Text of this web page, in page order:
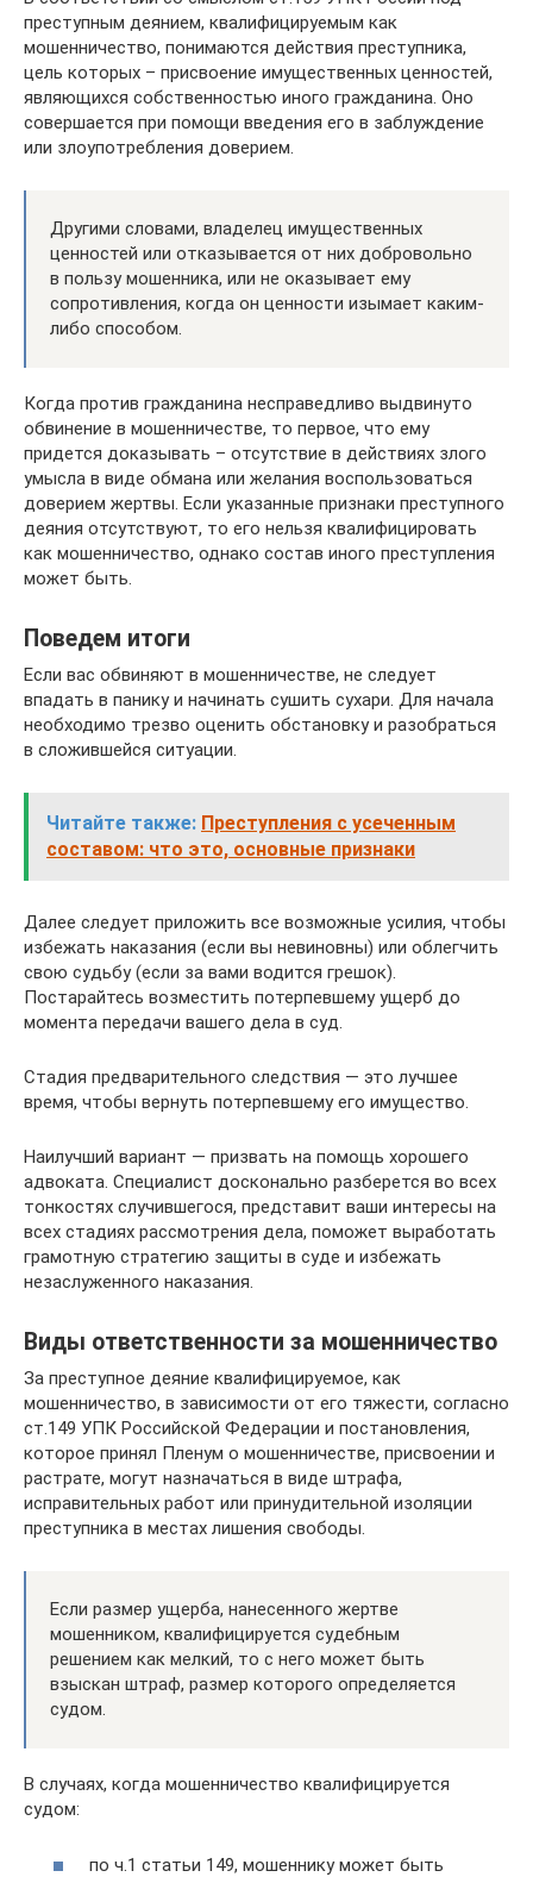
преступным деянием, квалифицируемым как
мошенничество, понимаются действия преступника,
цель которых – присвоение имущественных ценностей,
являющихся собственностью иного гражданина. Оно
совершается при помощи введения его в заблуждение
или злоупотребления доверием.
Другими словами, владелец имущественных
ценностей или отказывается от них добровольно
в пользу мошенника, или не оказывает ему
сопротивления, когда он ценности изымает каким-
либо способом.
Когда против гражданина несправедливо выдвинуто
обвинение в мошенничестве, то первое, что ему
придется доказывать – отсутствие в действиях злого
умысла в виде обмана или желания воспользоваться
доверием жертвы. Если указанные признаки преступного
деяния отсутствуют, то его нельзя квалифицировать
как мошенничество, однако состав иного преступления
может быть.
Поведем итоги
Если вас обвиняют в мошенничестве, не следует
впадать в панику и начинать сушить сухари. Для начала
необходимо трезво оценить обстановку и разобраться
в сложившейся ситуации.
Читайте также: Преступления с усеченным
составом: что это, основные признаки
Далее следует приложить все возможные усилия, чтобы
избежать наказания (если вы невиновны) или облегчить
свою судьбу (если за вами водится грешок).
Постарайтесь возместить потерпевшему ущерб до
момента передачи вашего дела в суд.
Стадия предварительного следствия — это лучшее
время, чтобы вернуть потерпевшему его имущество.
Наилучший вариант — призвать на помощь хорошего
адвоката. Специалист досконально разберется во всех
тонкостях случившегося, представит ваши интересы на
всех стадиях рассмотрения дела, поможет выработать
грамотную стратегию защиты в суде и избежать
незаслуженного наказания.
Виды ответственности за мошенничество
За преступное деяние квалифицируемое, как
мошенничество, в зависимости от его тяжести, согласно
ст.149 УПК Российской Федерации и постановления,
которое принял Пленум о мошенничестве, присвоении и
растрате, могут назначаться в виде штрафа,
исправительных работ или принудительной изоляции
преступника в местах лишения свободы.
Если размер ущерба, нанесенного жертве
мошенником, квалифицируется судебным
решением как мелкий, то с него может быть
взыскан штраф, размер которого определяется
судом.
В случаях, когда мошенничество квалифицируется
судом:
по ч.1 статьи 149, мошеннику может быть